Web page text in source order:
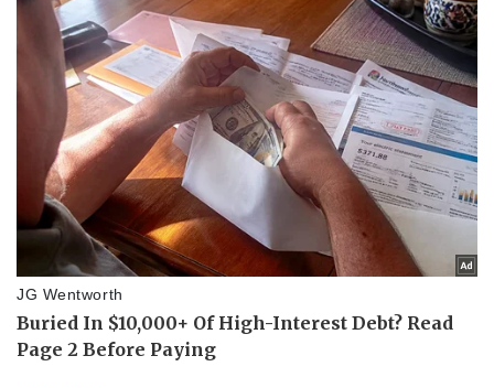
Sức khỏe
Dinh dưỡng - món ngon
Cây thuốc
Sản phụ khoa
Nhi khoa
Nam khoa
Làm đẹp - giảm cân
Phòng mạch online
Ăn sạch sống khỏe
Đời sống
Nhà đẹp
Blog
Tình yêu - Gia đình